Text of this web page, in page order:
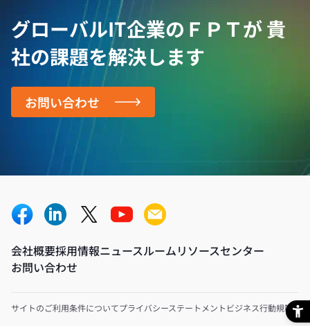
グローバルIT企業のＦＰＴが貴
社の課題を解決します
お問い合わせ
会社概要採用情報ニュースルームリソースセンター
お問い合わせ
サイトのご利用条件についてプライバシーステートメント ビジネス行動規範